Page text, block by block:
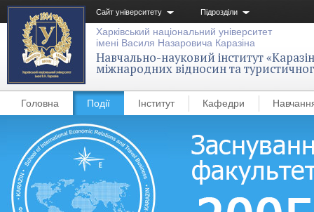
Сайт університету Підрозділи
Харківський національний університет
імені Василя Назаровича Каразіна
Навчально-науковий інститут
міжнародних відносин та
Головна Події Інститут Кафедри